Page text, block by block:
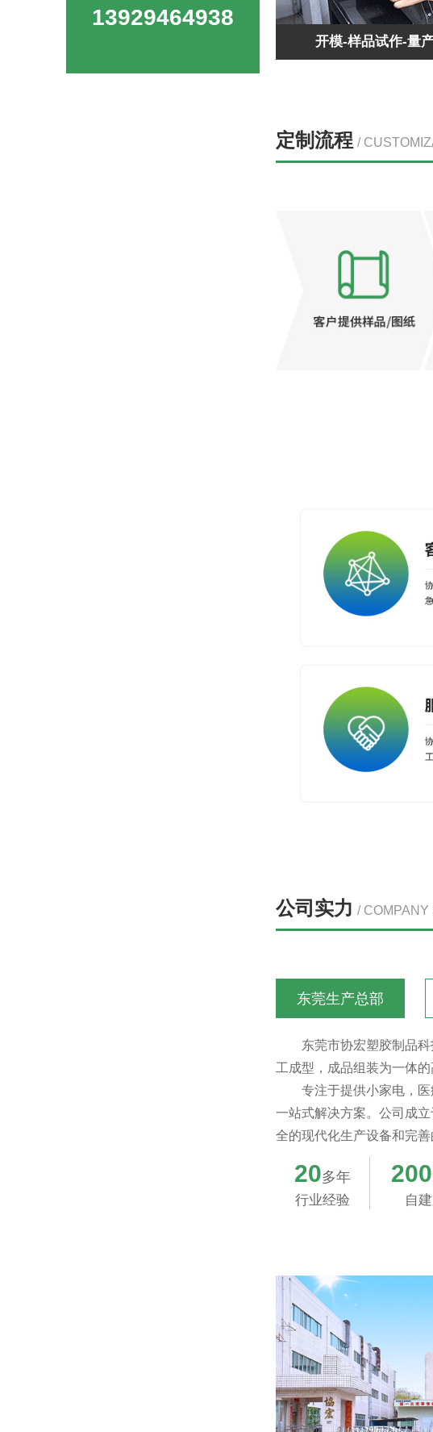
开模-样品试作-量
定制流程 /
公司实力 / COMPANY
东莞生产总部
东莞市协宏塑胶制品
工成型，成品组装为一体的
专注于提供小家电，
一站式解决方案。公司成
全的现代化生产设备和完善
20多年
行业经验 自
13929464938